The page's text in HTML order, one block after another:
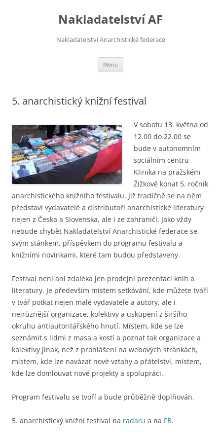
Nakladatelství AF
Nakladatelství Anarchistické federace
Menu
5. anarchistický knižní festival
V sobotu 13. května od
12.00 do 22.00 se
bude v autonomním
sociálním centru
Klinika na pražském
Žižkově konat 5. ročník
anarchistického knižního festivalu. Již tradičně se na něm
představí vydavatelé a distributoři anarchistické literatury
nejen z Česka a Slovenska, ale i ze zahraničí. Jako vždy
nebude chybět Nakladatelství Anarchistické federace se
svým stánkem, příspěvkem do programu festivalu a
knižními novinkami, které tam budou představeny.
Festival není ani zdaleka jen prodejní prezentací knih a
literatury. Je především místem setkávání, kde můžete tváří
v tvář potkat nejen malé vydavatele a autory, ale i
nejrůznější organizace, kolektivy a uskupení z širšího
okruhu antiautoritářského hnutí. Místem, kde se lze
seznámit s lidmi z masa a kostí a poznat tak organizace a
kolektivy jinak, než z prohlášení na webových stránkách,
místem, kde lze navázat nové vztahy a přátelství, místem,
kde lze domlouvat nové projekty a spolupráci.
Program festivalu se tvoří a bude průběžně doplňován.
5. anarchistický knižní festival na radaru a na FB.